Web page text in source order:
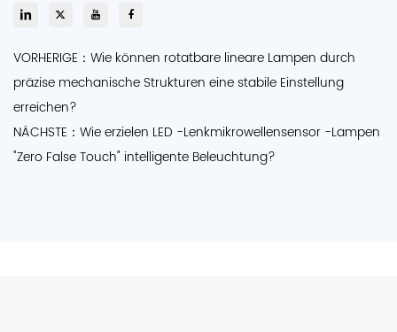
VORHERIGE：Wie können rotatbare lineare Lampen durch
präzise mechanische Strukturen eine stabile Einstellung
erreichen?
NÄCHSTE：Wie erzielen LED -Lenkmikrowellensensor -Lampen
"Zero False Touch" intelligente Beleuchtung?